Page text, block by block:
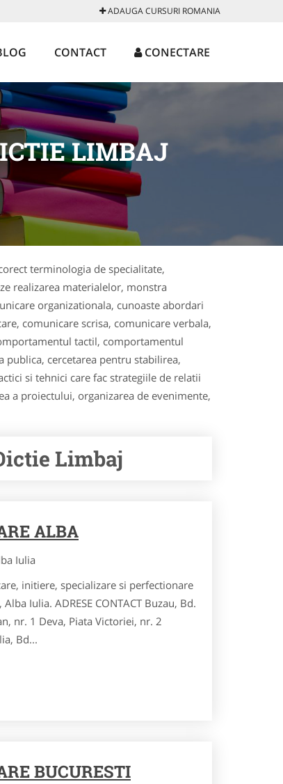
ADAUGA CURSURI ROMANIA
CONTACT CONECTARE
LIMBAJ
terminologia de specialitate,
realizarea materialelor, monstra
organizationala, cunoaste abordari
comunicare scrisa, comunicare verbala,
tactil, comportamentul
cercetarea pentru stabilirea,
si tehnici care fac strategiile de relatii
a proiectului, organizarea de evenimente,
Limbaj
ALBA
Iulia
initiere, specializare si perfectionare
Iulia. ADRESE CONTACT Buzau, Bd.
nr. 1 Deva, Piata Victoriei, nr. 2
Bd...
BUCURESTI